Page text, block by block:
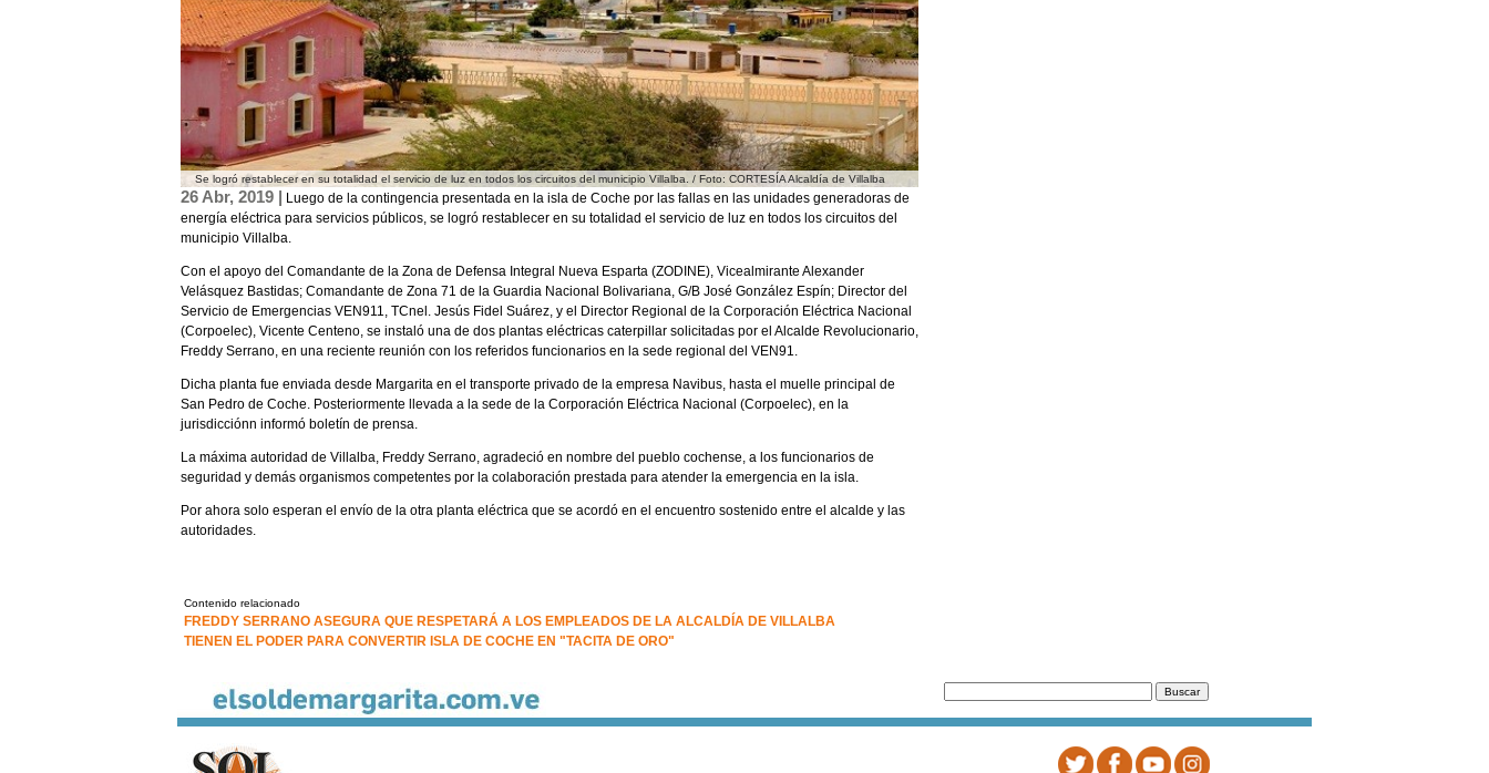
Se logró restablecer en su totalidad el servicio de luz en todos los circuitos del municipio Villalba. / Foto: CORTESÍA Alcaldía de Villalba
26 Abr, 2019 | Luego de la contingencia presentada en la isla de Coche por las fallas en las unidades generadoras de
energía eléctrica para servicios públicos, se logró restablecer en su totalidad el servicio de luz en todos los circuitos del
municipio Villalba.
Con el apoyo del Comandante de la Zona de Defensa Integral Nueva Esparta (ZODINE), Vicealmirante Alexander
Velásquez Bastidas; Comandante de Zona 71 de la Guardia Nacional Bolivariana, G/B José González Espín; Director del
Servicio de Emergencias VEN911, TCnel. Jesús Fidel Suárez, y el Director Regional de la Corporación Eléctrica Nacional
(Corpoelec), Vicente Centeno, se instaló una de dos plantas eléctricas caterpillar solicitadas por el Alcalde Revolucionario,
Freddy Serrano, en una reciente reunión con los referidos funcionarios en la sede regional del VEN91.
Dicha planta fue enviada desde Margarita en el transporte privado de la empresa Navibus, hasta el muelle principal de
San Pedro de Coche. Posteriormente llevada a la sede de la Corporación Eléctrica Nacional (Corpoelec), en la
jurisdicciónn informó boletín de prensa.
La máxima autoridad de Villalba, Freddy Serrano, agradeció en nombre del pueblo cochense, a los funcionarios de
seguridad y demás organismos competentes por la colaboración prestada para atender la emergencia en la isla.
Por ahora solo esperan el envío de la otra planta eléctrica que se acordó en el encuentro sostenido entre el alcalde y las
autoridades.
Contenido relacionado
FREDDY SERRANO ASEGURA QUE RESPETARÁ A LOS EMPLEADOS DE LA ALCALDÍA DE VILLALBA
TIENEN EL PODER PARA CONVERTIR ISLA DE COCHE EN "TACITA DE ORO"